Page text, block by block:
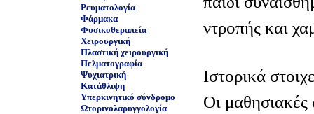
Ρευματολογία
Φάρμακα
Φυσικοθεραπεία
Χειρουργική
Πλαστική χειρουργική
Πελματογραφία
Ψυχιατρική
Κατάθλιψη
Υπερκινητικό σύνδρομο
Ωτορινολαρυγγολογία
ντροπής και
Ιστορικά
Οι μαθησιακές